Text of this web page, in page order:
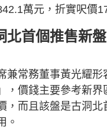
萬元，折實呎價
北首個推售新
兼常務董事黃光耀形
，價錢主要參考新界
，而且該盤是古洞北
。